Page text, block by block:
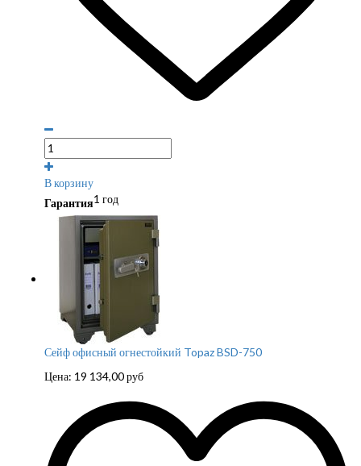
В корзину
Гарантия1 год
Сейф офисный огнестойкий Topaz BSD-750
Цена: 19 134,00руб